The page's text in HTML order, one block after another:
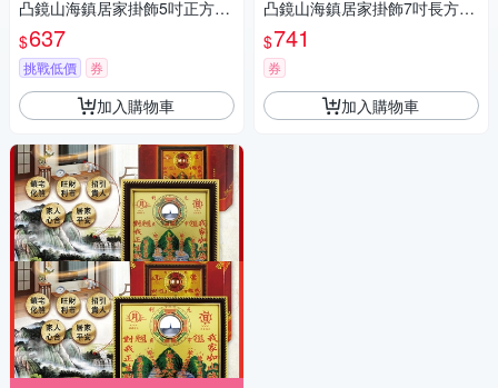
凸鏡山海鎮居家掛飾5吋正方形
1組
$637
挑戰低價 券
加入購物車
凸鏡山海鎮居家掛飾7吋長方形
1組
$741
券
加入購物車